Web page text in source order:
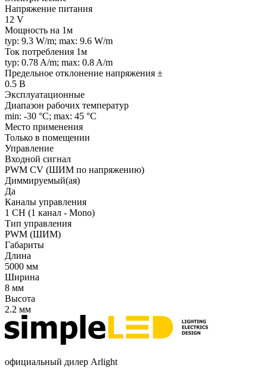
Напряжение питания
12 V
Мощность на 1м
typ: 9.3 W/m; max: 9.6 W/m
Ток потребления 1м
typ: 0.78 A/m; max: 0.8 A/m
Предельное отклонение напряжения ±
0.5 В
Эксплуатационные
Диапазон рабочих температур
min: -30 °C; max: 45 °C
Место применения
Только в помещении
Управление
Входной сигнал
PWM СV (ШИМ по напряжению)
Диммируемый(ая)
Да
Каналы управления
1 CH (1 канал - Mono)
Тип управления
PWM (ШИМ)
Габариты
Длина
5000 мм
Ширина
8 мм
Высота
2.2 мм
официальный дилер Arlight